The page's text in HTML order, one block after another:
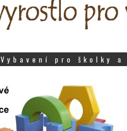
Vybavení pro školky a